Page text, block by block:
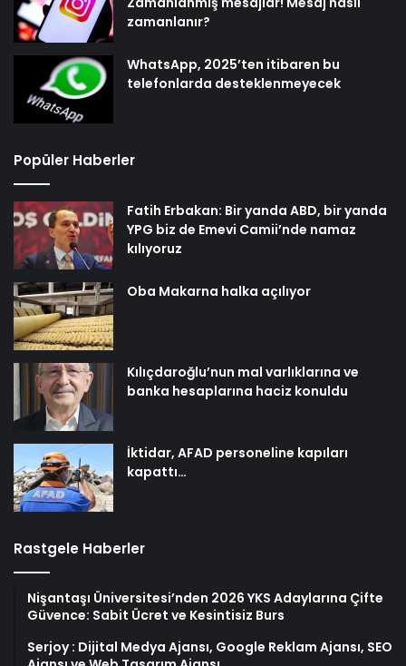
zamanlanır?
WhatsApp, 2025’ten itibaren bu
telefonlarda desteklenmeyecek
Popüler Haberler
Fatih Erbakan: Bir yanda ABD, bir yanda
YPG biz de Emevi Camii’nde namaz
kılıyoruz
Oba Makarna halka açılıyor
Kılıçdaroğlu’nun mal varlıklarına ve
banka hesaplarına haciz konuldu
İktidar, AFAD personeline kapıları
kapattı…
Rastgele Haberler
Nişantaşı Üniversitesi’nden 2026 YKS Adaylarına Çifte
Güvence: Sabit Ücret ve Kesintisiz Burs
Serjoy : Dijital Medya Ajansı, Google Reklam Ajansı, SEO